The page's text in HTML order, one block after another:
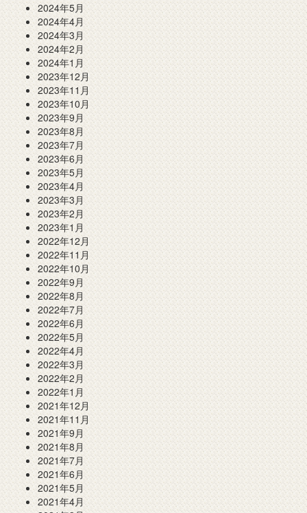
2024年5月
2024年4月
2024年3月
2024年2月
2024年1月
2023年12月
2023年11月
2023年10月
2023年9月
2023年8月
2023年7月
2023年6月
2023年5月
2023年4月
2023年3月
2023年2月
2023年1月
2022年12月
2022年11月
2022年10月
2022年9月
2022年8月
2022年7月
2022年6月
2022年5月
2022年4月
2022年3月
2022年2月
2022年1月
2021年12月
2021年11月
2021年9月
2021年8月
2021年7月
2021年6月
2021年5月
2021年4月